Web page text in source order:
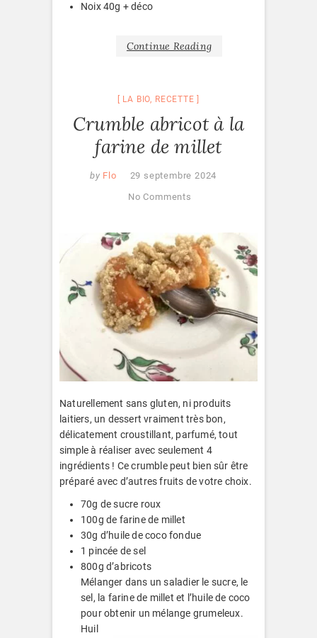
Noix 40g + déco
Continue Reading
LA BIO, RECETTE
Crumble abricot à la
farine de millet
by Flo
29 septembre 2024
No Comments
Naturellement sans gluten, ni produits
laitiers, un dessert vraiment très bon,
délicatement croustillant, parfumé, tout
simple à réaliser avec seulement 4
ingrédients ! Ce crumble peut bien sûr être
préparé avec d’autres fruits de votre choix.
70g de sucre roux
100g de farine de millet
30g d’huile de coco fondue
1 pincée de sel
800g d’abricots
Mélanger dans un saladier le sucre, le
sel, la farine de millet et l’huile de coco
pour obtenir un mélange grumeleux.
Huil